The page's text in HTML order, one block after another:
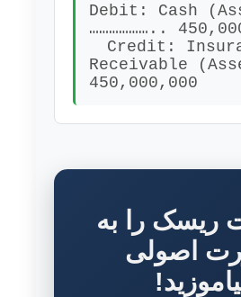
Debit: Cash
………………..
Credit:
Receivable
450,000,000
ریسک را به
اصولی